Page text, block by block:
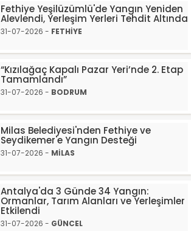
Fethiye Yeşilüzümlü'de Yangın Yeniden
Alevlendi, Yerleşim Yerleri Tehdit Altında
31-07-2026 - FETHİYE
“Kızılağaç Kapalı Pazar Yeri’nde 2. Etap
Tamamlandı”
31-07-2026 - BODRUM
Milas Belediyesi'nden Fethiye ve
Seydikemer'e Yangın Desteği
31-07-2026 - MİLAS
Antalya'da 3 Günde 34 Yangın:
Ormanlar, Tarım Alanları ve Yerleşimler
Etkilendi
31-07-2026 - GÜNCEL